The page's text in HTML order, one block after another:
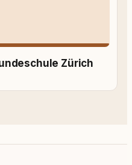
Zürich